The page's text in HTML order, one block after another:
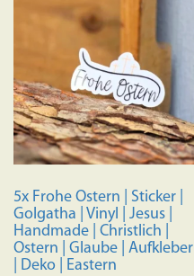
5x Frohe Ostern | Sticker |
Golgatha | Vinyl | Jesus |
Handmade | Christlich |
Ostern | Glaube | Aufkleber
| Deko | Eastern